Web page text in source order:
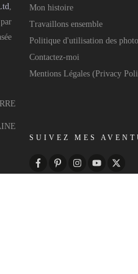
,
Mon histoire
Travaillons ensemble
Politique d'utilisation des
Contactez-moi
Mentions Légales (Privacy
SUIVEZ MES